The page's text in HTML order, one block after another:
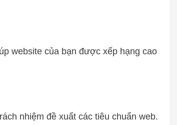
website của bạn được xếp hạng cao
nhiệm đề xuất các tiêu chuẩn web.